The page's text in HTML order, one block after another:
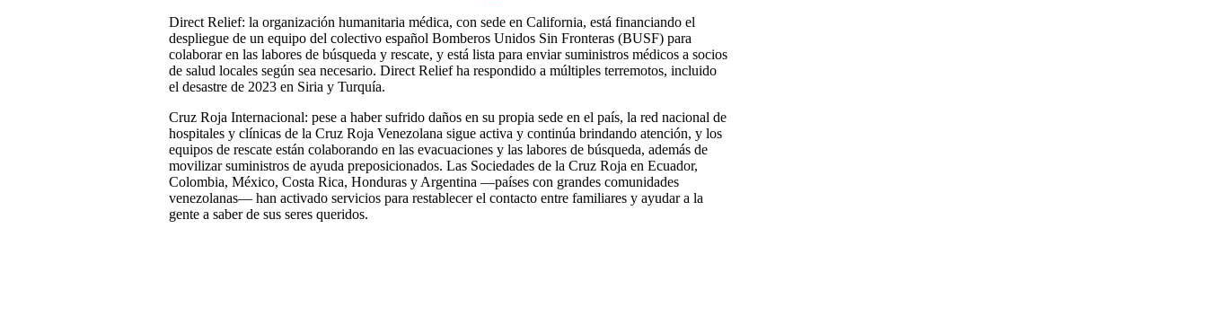
Direct Relief: la organización humanitaria médica, con sede en California, está financiando el
despliegue de un equipo del colectivo español Bomberos Unidos Sin Fronteras (BUSF) para
colaborar en las labores de búsqueda y rescate, y está lista para enviar suministros médicos a socios
de salud locales según sea necesario. Direct Relief ha respondido a múltiples terremotos, incluido
el desastre de 2023 en Siria y Turquía.
Cruz Roja Internacional: pese a haber sufrido daños en su propia sede en el país, la red nacional de
hospitales y clínicas de la Cruz Roja Venezolana sigue activa y continúa brindando atención, y los
equipos de rescate están colaborando en las evacuaciones y las labores de búsqueda, además de
movilizar suministros de ayuda preposicionados. Las Sociedades de la Cruz Roja en Ecuador,
Colombia, México, Costa Rica, Honduras y Argentina —países con grandes comunidades
venezolanas— han activado servicios para restablecer el contacto entre familiares y ayudar a la
gente a saber de sus seres queridos.